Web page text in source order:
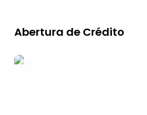
Abertura de Crédito